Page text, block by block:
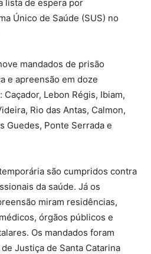
lista de espera por
Único de Saúde (SUS) no
mandados de prisão
e apreensão em doze
Lebon Régis, Ibiam,
Rio das Antas, Calmon,
Guedes, Ponte Serrada e
são cumpridos contra
da saúde. Já os
miram residências,
órgãos públicos e
Os mandados foram
Justiça de Santa Catarina